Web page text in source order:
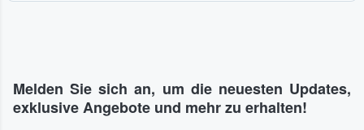
Melden Sie sich an, um die neuesten Updates,
exklusive Angebote und mehr zu erhalten!